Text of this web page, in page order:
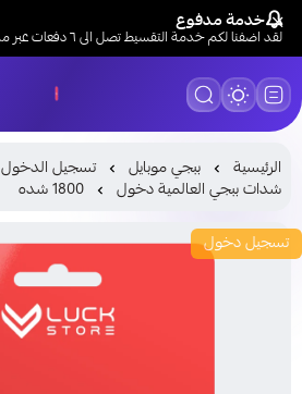
خدمة مدفوع
لقد اضفنا لكم خدمة التقسيط تصل الى ٦ دفعات عبر مدفوع
LUCK STORE
الرئيسية ببجي موبايل
تسجيل الدخول
شدات ببجي العالمية دخول
1800 شده
تسجيل دخول